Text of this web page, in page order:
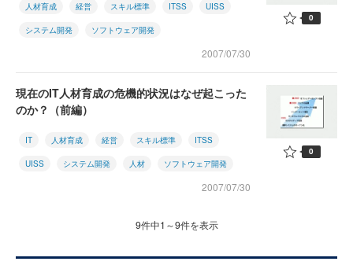
人材育成 経営 スキル標準 ITSS UISS
システム開発 ソフトウェア開発
2007/07/30
0
現在のIT人材育成の危機的状況はなぜ起こった
のか？（前編）
IT 人材育成 経営 スキル標準 ITSS
UISS システム開発 人材 ソフトウェア開発
2007/07/30
0
9件中1～9件を表示